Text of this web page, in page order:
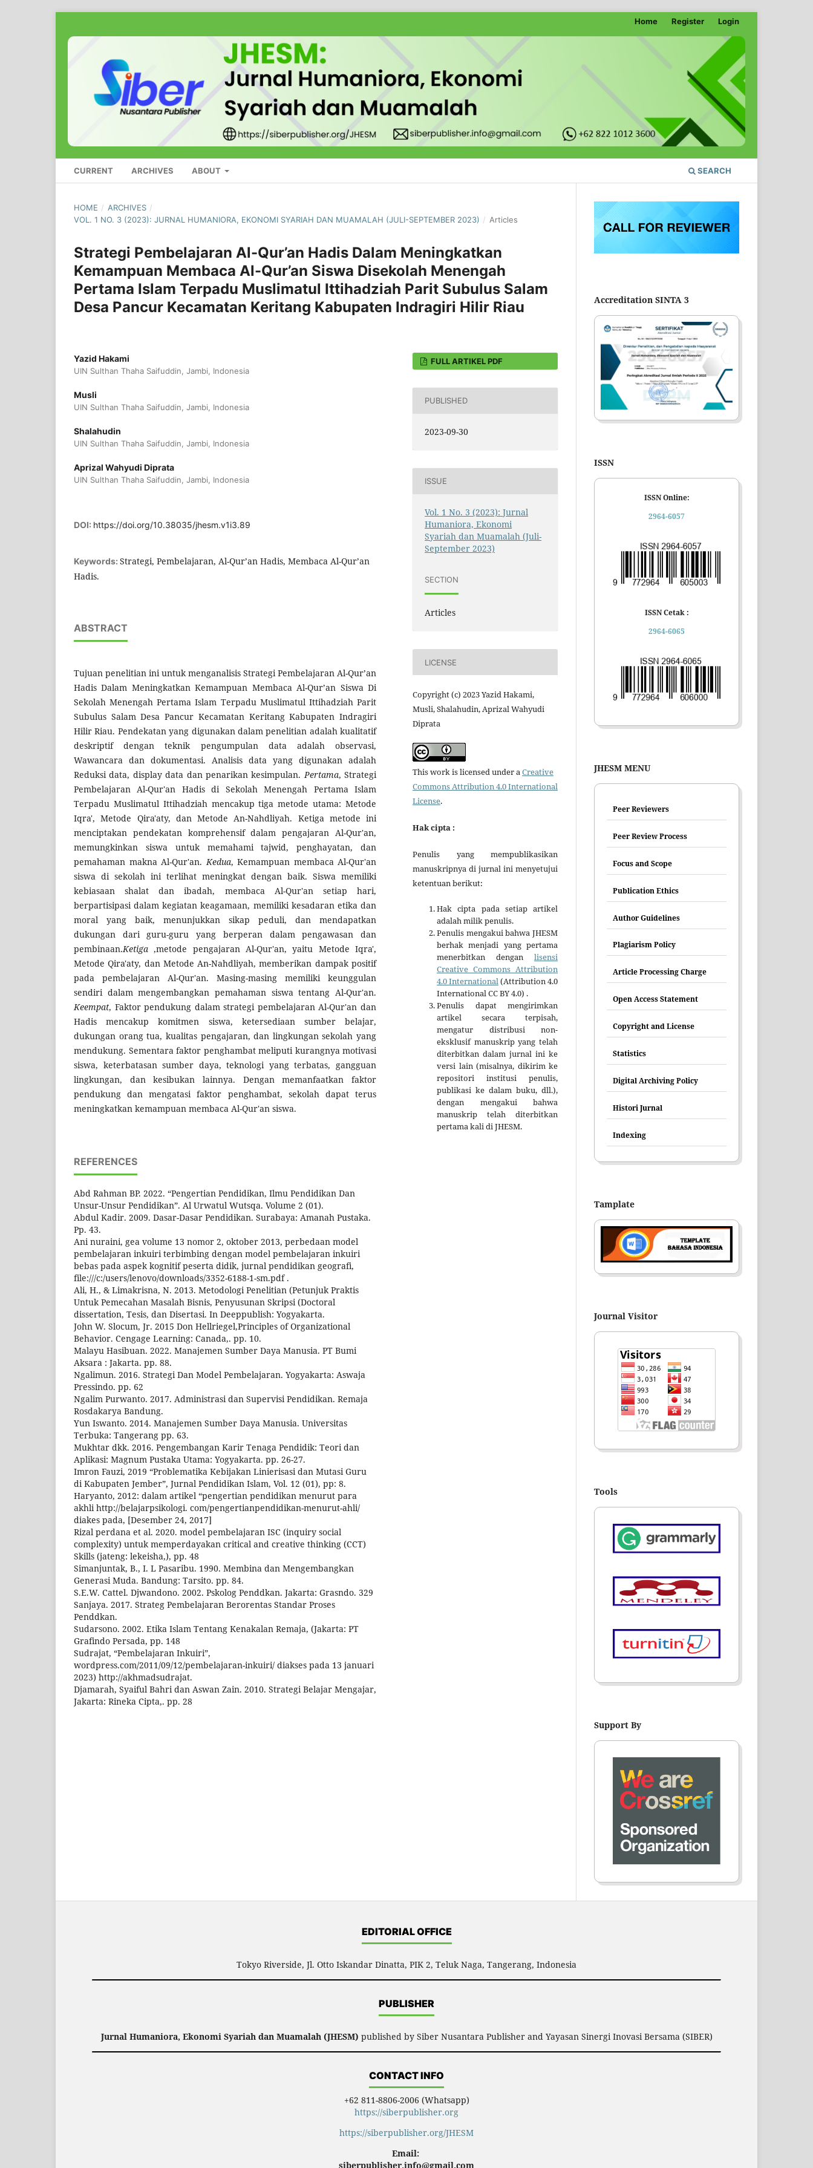
CURRENT ARCHIVES ABOUT SEARCH
Home Register Login
HOME / ARCHIVES /
VOL. 1 NO. 3 (2023): JURNAL HUMANIORA, EKONOMI SYARIAH DAN MUAMALAH (JULI-SEPTEMBER 2023) / Articles
Strategi Pembelajaran Al-Qur’an Hadis Dalam Meningkatkan
Kemampuan Membaca Al-Qur’an Siswa Disekolah Menengah
Pertama Islam Terpadu Muslimatul Ittihadziah Parit Subulus Salam
Desa Pancur Kecamatan Keritang Kabupaten Indragiri Hilir Riau
Yazid Hakami
UIN Sulthan Thaha Saifuddin, Jambi, Indonesia
Musli
UIN Sulthan Thaha Saifuddin, Jambi, Indonesia
Shalahudin
UIN Sulthan Thaha Saifuddin, Jambi, Indonesia
Aprizal Wahyudi Diprata
UIN Sulthan Thaha Saifuddin, Jambi, Indonesia
DOI: https://doi.org/10.38035/jhesm.v1i3.89
Keywords: Strategi, Pembelajaran, Al-Qur’an Hadis, Membaca Al-Qur’an
Hadis.
ABSTRACT
Tujuan penelitian ini untuk menganalisis Strategi Pembelajaran Al-Qur’an
Hadis Dalam Meningkatkan Kemampuan Membaca Al-Qur’an Siswa Di
Sekolah Menengah Pertama Islam Terpadu Muslimatul Ittihadziah Parit
Subulus Salam Desa Pancur Kecamatan Keritang Kabupaten Indragiri
Hilir Riau. Pendekatan yang digunakan dalam penelitian adalah kualitatif
deskriptif dengan teknik pengumpulan data adalah observasi,
Wawancara dan dokumentasi. Analisis data yang digunakan adalah
Reduksi data, display data dan penarikan kesimpulan.Pertama, Strategi
Pembelajaran Al-Qur'an Hadis di Sekolah Menengah Pertama Islam
Terpadu Muslimatul Ittihadziah mencakup tiga metode utama: Metode
Iqra', Metode Qira'aty, dan Metode An-Nahdliyah. Ketiga metode ini
menciptakan pendekatan komprehensif dalam pengajaran Al-Qur'an,
memungkinkan siswa untuk memahami tajwid, penghayatan, dan
pemahaman makna Al-Qur'an.Kedua, Kemampuan membaca Al-Qur'an
siswa di sekolah ini terlihat meningkat dengan baik. Siswa memiliki
kebiasaan shalat dan ibadah, membaca Al-Qur'an setiap hari,
berpartisipasi dalam kegiatan keagamaan, memiliki kesadaran etika dan
moral yang baik, menunjukkan sikap peduli, dan mendapatkan
dukungan dari guru-guru yang berperan dalam pengawasan dan
pembinaan.Ketiga ,metode pengajaran Al-Qur'an, yaitu Metode Iqra',
Metode Qira'aty, dan Metode An-Nahdliyah, memberikan dampak positif
pada pembelajaran Al-Qur'an. Masing-masing memiliki keunggulan
sendiri dalam mengembangkan pemahaman siswa tentang Al-Qur'an.
Keempat, Faktor pendukung dalam strategi pembelajaran Al-Qur'an dan
Hadis mencakup komitmen siswa, ketersediaan sumber belajar,
dukungan orang tua, kualitas pengajaran, dan lingkungan sekolah yang
mendukung. Sementara faktor penghambat meliputi kurangnya motivasi
siswa, keterbatasan sumber daya, teknologi yang terbatas, gangguan
lingkungan, dan kesibukan lainnya. Dengan memanfaatkan faktor
pendukung dan mengatasi faktor penghambat, sekolah dapat terus
meningkatkan kemampuan membaca Al-Qur'an siswa.
REFERENCES
Abd Rahman BP. 2022. “Pengertian Pendidikan, Ilmu Pendidikan Dan
Unsur-Unsur Pendidikan”. Al Urwatul Wutsqa. Volume 2 (01).
Abdul Kadir. 2009. Dasar-Dasar Pendidikan. Surabaya: Amanah Pustaka.
Pp. 43.
Ani nuraini, gea volume 13 nomor 2, oktober 2013, perbedaan model
pembelajaran inkuiri terbimbing dengan model pembelajaran inkuiri
bebas pada aspek kognitif peserta didik, jurnal pendidikan geografi,
file:///c:/users/lenovo/downloads/3352-6188-1-sm.pdf .
Ali, H., & Limakrisna, N. 2013. Metodologi Penelitian (Petunjuk Praktis
Untuk Pemecahan Masalah Bisnis, Penyusunan Skripsi (Doctoral
dissertation, Tesis, dan Disertasi. In Deeppublish: Yogyakarta.
John W. Slocum, Jr. 2015 Don Hellriegel,Principles of Organizational
Behavior. Cengage Learning: Canada,. pp. 10.
Malayu Hasibuan. 2022. Manajemen Sumber Daya Manusia. PT Bumi
Aksara : Jakarta. pp. 88.
Ngalimun. 2016. Strategi Dan Model Pembelajaran. Yogyakarta: Aswaja
Pressindo. pp. 62
Ngalim Purwanto. 2017. Administrasi dan Supervisi Pendidikan. Remaja
Rosdakarya Bandung.
Yun Iswanto. 2014. Manajemen Sumber Daya Manusia. Universitas
Terbuka: Tangerang pp. 63.
Mukhtar dkk. 2016. Pengembangan Karir Tenaga Pendidik: Teori dan
Aplikasi: Magnum Pustaka Utama: Yogyakarta. pp. 26-27.
Imron Fauzi, 2019 “Problematika Kebijakan Linierisasi dan Mutasi Guru
di Kabupaten Jember”, Jurnal Pendidikan Islam, Vol. 12 (01), pp: 8.
Haryanto, 2012: dalam artikel “pengertian pendidikan menurut para
akhli http://belajarpsikologi. com/pengertianpendidikan-menurut-ahli/
diakes pada, [Desember 24, 2017]
Rizal perdana et al. 2020. model pembelajaran ISC (inquiry social
complexity) untuk memperdayakan critical and creative thinking (CCT)
Skills (jateng: lekeisha,), pp. 48
Simanjuntak, B., I. L Pasaribu. 1990. Membina dan Mengembangkan
Generasi Muda. Bandung: Tarsito. pp. 84.
S.E.W. Cattel. Djwandono. 2002. Pskolog Penddkan. Jakarta: Grasndo. 329
Sanjaya. 2017. Strateg Pembelajaran Berorentas Standar Proses
Penddkan.
Sudarsono. 2002. Etika Islam Tentang Kenakalan Remaja, (Jakarta: PT
Grafindo Persada, pp. 148
Sudrajat, “Pembelajaran Inkuiri”,
wordpress.com/2011/09/12/pembelajaran-inkuiri/ diakses pada 13 januari
2023) http://akhmadsudrajat.
Djamarah, Syaiful Bahri dan Aswan Zain. 2010. Strategi Belajar Mengajar,
Jakarta: Rineka Cipta,. pp. 28
FULL ARTIKEL PDF
PUBLISHED
2023-09-30
ISSUE
Vol. 1 No. 3 (2023): Jurnal
Humaniora, Ekonomi
Syariah dan Muamalah (Juli-
September 2023)
SECTION
Articles
LICENSE
Copyright (c) 2023 Yazid Hakami,
Musli, Shalahudin, Aprizal Wahyudi
Diprata
This work is licensed under aCreative
Commons Attribution 4.0 International
License.
Hak cipta :
Penulis yang mempublikasikan
manuskripnya di jurnal ini menyetujui
ketentuan berikut:
Hak cipta pada setiap artikel
adalah milik penulis.
Penulis mengakui bahwa JHESM
berhak menjadi yang pertama
menerbitkan dengan lisensi
Creative Commons Attribution
4.0 International(Attribution 4.0
International CC BY 4.0) .
Penulis dapat mengirimkan
artikel secara terpisah,
mengatur distribusi non-
eksklusif manuskrip yang telah
diterbitkan dalam jurnal ini ke
versi lain (misalnya, dikirim ke
repositori institusi penulis,
publikasi ke dalam buku, dll.),
dengan mengakui bahwa
manuskrip telah diterbitkan
pertama kali di JHESM.
Accreditation SINTA 3
ISSN
ISSN Online:
2964-6057
ISSN Cetak :
2964-6065
JHESM MENU
Peer Reviewers
Peer Review Process
Focus and Scope
Publication Ethics
Author Guidelines
Plagiarism Policy
Article Processing Charge
Open Access Statement
Copyright and License
Statistics
Digital Archiving Policy
Histori Jurnal
Indexing
Tamplate
Journal Visitor
Tools
Support By
EDITORIAL OFFICE
Tokyo Riverside, Jl. Otto Iskandar Dinatta, PIK 2, Teluk Naga, Tangerang, Indonesia
PUBLISHER
Jurnal Humaniora, Ekonomi Syariah dan Muamalah (JHESM) published by Siber Nusantara Publisher and Yayasan Sinergi Inovasi Bersama (SIBER)
CONTACT INFO
+62 811-8806-2006 (Whatsapp)
https://siberpublisher.org
https://siberpublisher.org/JHESM
Email:
siberpublisher.info@gmail.com